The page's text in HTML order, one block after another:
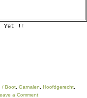
Yet !!
/ Boot Garnalen Hoofdgerecht
a Comment